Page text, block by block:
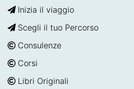
Inizia il viaggio
Scegli il tuo Percorso
Consulenze
Corsi
Libri Originali